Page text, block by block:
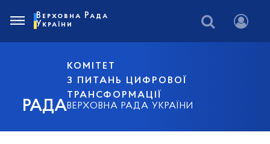
РАДА
КОМІТЕТ
З ПИТАНЬ ЦИФРОВОЇ
ТРАНСФОРМАЦІЇ
ВЕРХОВНА РАДА УКРАЇНИ
Верховна Рада
України